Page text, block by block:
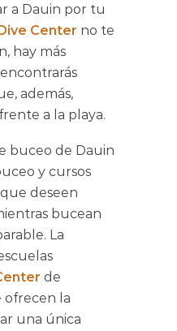
a Dauin por tu
Center no te
hay más
además,
a la playa.
buceo de Dauin
y cursos
deseen
bucean
La
de
ofrecen la
una única